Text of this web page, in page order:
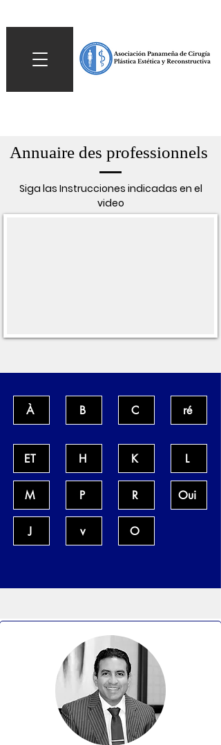
Annuaire des professionnels
Siga las Instrucciones indicadas en el
video
À B C ré
ET
M
J
H
P
v
K
R
L
Oui
O